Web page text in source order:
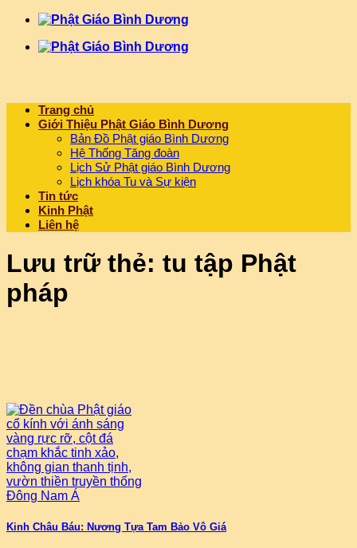
Chuyển
Trang chủ
Giới Thiệu Phật Giáo Bình Dương
Bản Đồ Phật giáo Bình Dương
Hệ Thống Tăng đoàn
Lịch Sử Phật giáo Bình Dương
Lịch khóa Tu và Sự kiện
Tin tức
Kinh Phật
Liên hệ
Lưu trữ thẻ: tu tập Phật
pháp
Kinh Châu Báu: Nương Tựa Tam Bảo Vô Giá